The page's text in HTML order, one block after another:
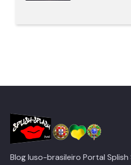
Blog luso-brasileiro Portal